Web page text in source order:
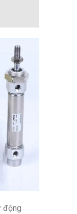
động